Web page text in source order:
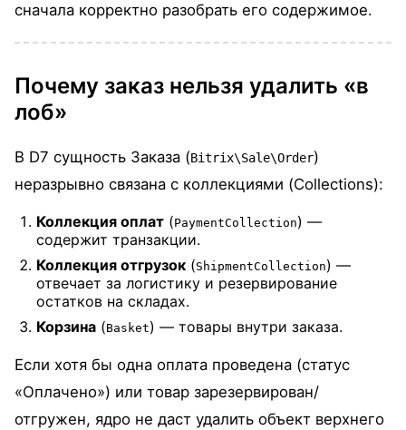
сначала корректно разобрать его содержимое.
Почему заказ нельзя удалить «в
лоб»
В D7 сущность Заказа (Bitrix\Sale\Order)
неразрывно связана с коллекциями (Collections):
Коллекция оплат (PaymentCollection) —
содержит транзакции.
Коллекция отгрузок (ShipmentCollection) —
отвечает за логистику и резервирование
остатков на складах.
Корзина (Basket) — товары внутри заказа.
Если хотя бы одна оплата проведена (статус
«Оплачено») или товар зарезервирован/
отгружен, ядро не даст удалить объект верхнего